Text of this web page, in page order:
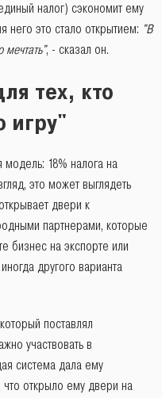
налог) сэкономит ему
это стало открытием: "В
мечтать", - сказал он.
тех, кто
игру"
модель: 18% налога на
это может выглядеть
двери к
партнерами, которые
бизнес на экспорте или
другого варианта
поставлял
участвовать в
система дала ему
открыло ему двери на